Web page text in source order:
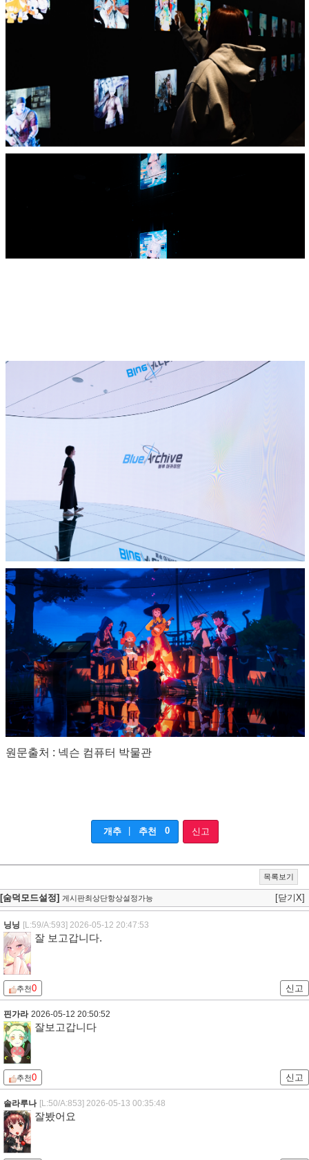
원문출처 : 넥슨 컴퓨터 박물관
개추 추천 0 신고
목록보기
[숨덕모드설정] 게시판최상단항상설정가능 [닫기X]
닝닝 [L:59/A:593] 2026-05-12 20:47:53
잘 보고갑니다.
추천0 신고
핀가라 2026-05-12 20:50:52
잘보고갑니다
추천0 신고
솔라루나 [L:50/A:853] 2026-05-13 00:35:48
잘봤어요